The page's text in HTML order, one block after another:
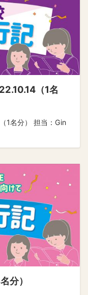
（1名
1名分） 担当：Gin
分）